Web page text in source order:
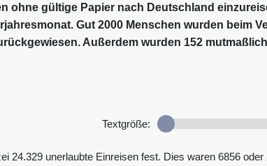
ohne gültige Papier nach Deutschland
Gut 2000 Menschen wurden beim
Außerdem wurden 152
Textgröße:
24.329 unerlaubte Einreisen fest. Dies waren 6856 oder